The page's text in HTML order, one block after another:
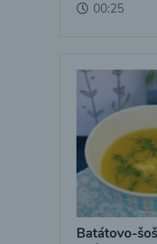
00:25
Batátovo-